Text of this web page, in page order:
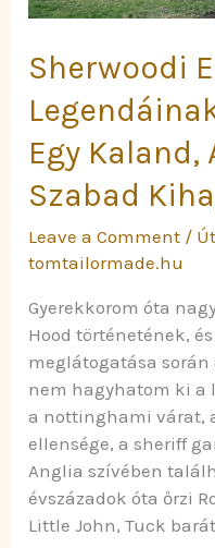
Sherwoodi
Egy Kaland,
Szabad
Leave a Comment /
tomtailormade.hu
Gyerekkorom óta
Hood történetének,
meglátogatása
nem hagyhatom ki a
a nottinghami várat,
ellensége, a sheriff
Anglia szívében
évszázadok óta őrzi
Little John, Tuck
Szabad